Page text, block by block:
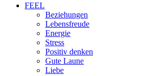
FEEL
Beziehungen
Lebensfreude
Energie
Stress
Positiv denken
Gute Laune
Liebe